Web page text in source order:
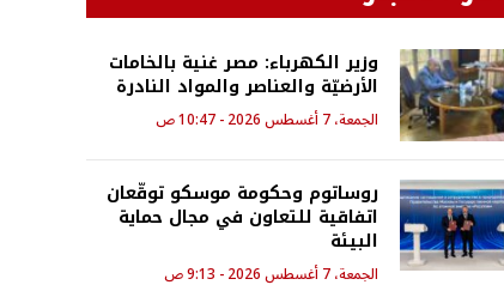
وزير الكهرباء: مصر غنية بالخامات
الأرضيّة والعناصر والمواد النادرة
الجمعة، 7 أغسطس 2026 - 10:47 ص
روساتوم وحكومة موسكو توقّعان
اتفاقية للتعاون في مجال حماية
البيئة
الجمعة، 7 أغسطس 2026 - 9:13 ص